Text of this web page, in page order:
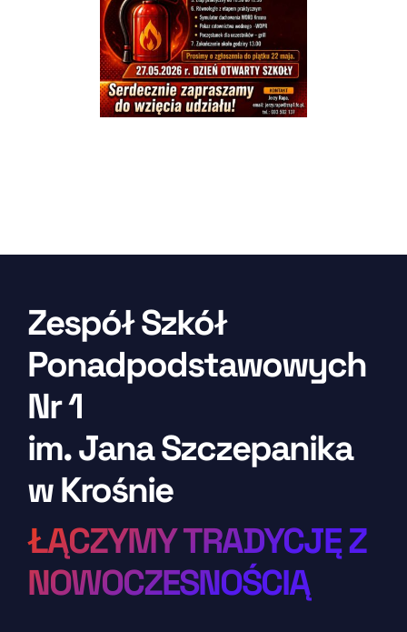
Zespół Szkół
Ponadpodstawowych
Nr 1
im. Jana Szczepanika
w Krośnie
ŁĄCZYMY TRADYCJĘ Z
NOWOCZESNOŚCIĄ